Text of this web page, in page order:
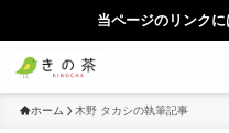
当ページのリンクに
ホーム 木野 タカシの執筆記事